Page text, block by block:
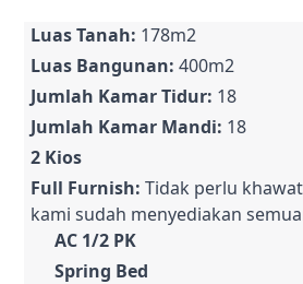
Luas Tanah: 178m2
Luas Bangunan: 400m2
Jumlah Kamar Tidur: 18
Jumlah Kamar Mandi: 18
2 Kios
Full Furnish: Tidak perlu
kami sudah menyediakan
AC 1/2 PK
Spring Bed